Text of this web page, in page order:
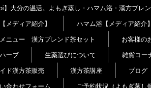
】大分の温活。よもぎ蒸し・ハマム浴・漢方ブレ
メディア紹介】 ハマム浴【メディア紹介】
ニュー 漢方ブレンド茶セット お客様の
ーブ 生薬選びについて 雑貨コー
ド漢方茶販売 漢方茶講座 ブログ
合わせフォーム ご予約状況（よもぎ蒸し